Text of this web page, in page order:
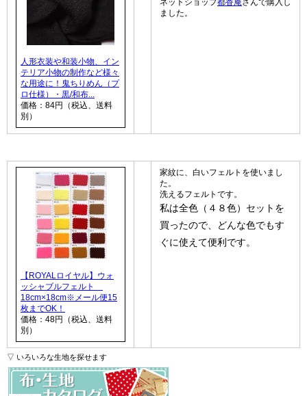
人形衣装や和装小物、イン
テリア小物の制作など様々
な用途に！鬼ちりめん（プ
ロ仕様）・黒/和布...
価格：84円（税込、送料
別）
ネットショップ都香庵さんで購入し
ました。
【ROYALロイヤル】ウォ
ッシャブルフェルト
18cm×18cm※メール便15
枚までOK！
価格：48円（税込、送料
別）
家紋に、白いフェルトを使いまし
た。
洗えるフェルトです。
私は全色（４８色）セットを
買ったので、どんな色でもす
ぐに使えて便利です。
▽ いろいろな生地を探せます